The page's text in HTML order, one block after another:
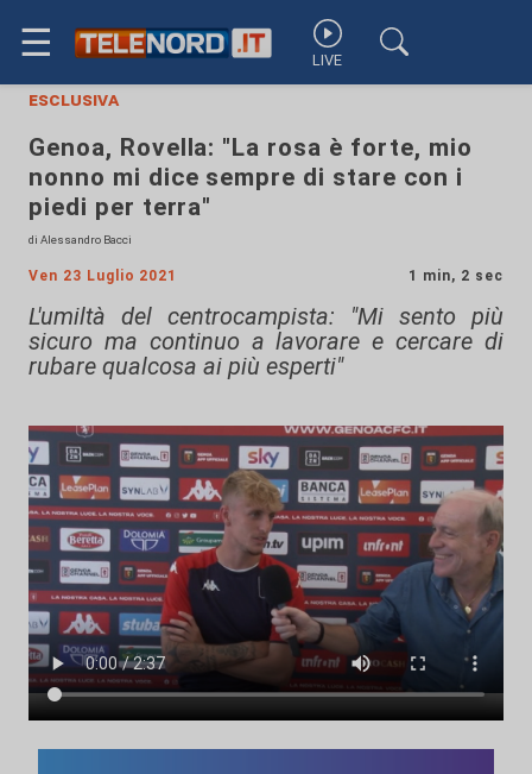
☰ LIVE
esclusiva
Genoa, Rovella: "La rosa è forte, mio
nonno mi dice sempre di stare con i
piedi per terra"
di Alessandro Bacci
Ven 23 Luglio 2021 1 min, 2 sec
L'umiltà del centrocampista: "Mi sento più
sicuro ma continuo a lavorare e cercare di
rubare qualcosa ai più esperti"